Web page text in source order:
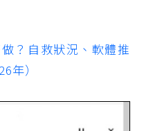
？自救狀況、軟體推
年）